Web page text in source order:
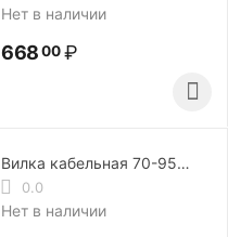
Нет в наличии
66800 ₽
Вилка кабельная 70-95
ISQ0078
0.0
Нет в наличии